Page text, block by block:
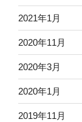
2021年1月
2020年11月
2020年3月
2020年1月
2019年11月